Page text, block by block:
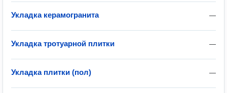
—
Укладка керамогранита
—
Укладка тротуарной плитки
—
Укладка плитки (пол)